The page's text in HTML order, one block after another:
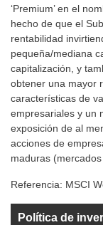
‘Premium’ en el
hecho de que el
rentabilidad
pequeña/mediana
capitalización, y
obtener una mayor
características de
empresariales y un
exposición de al
acciones de
maduras
Referencia: MSCI
Política de